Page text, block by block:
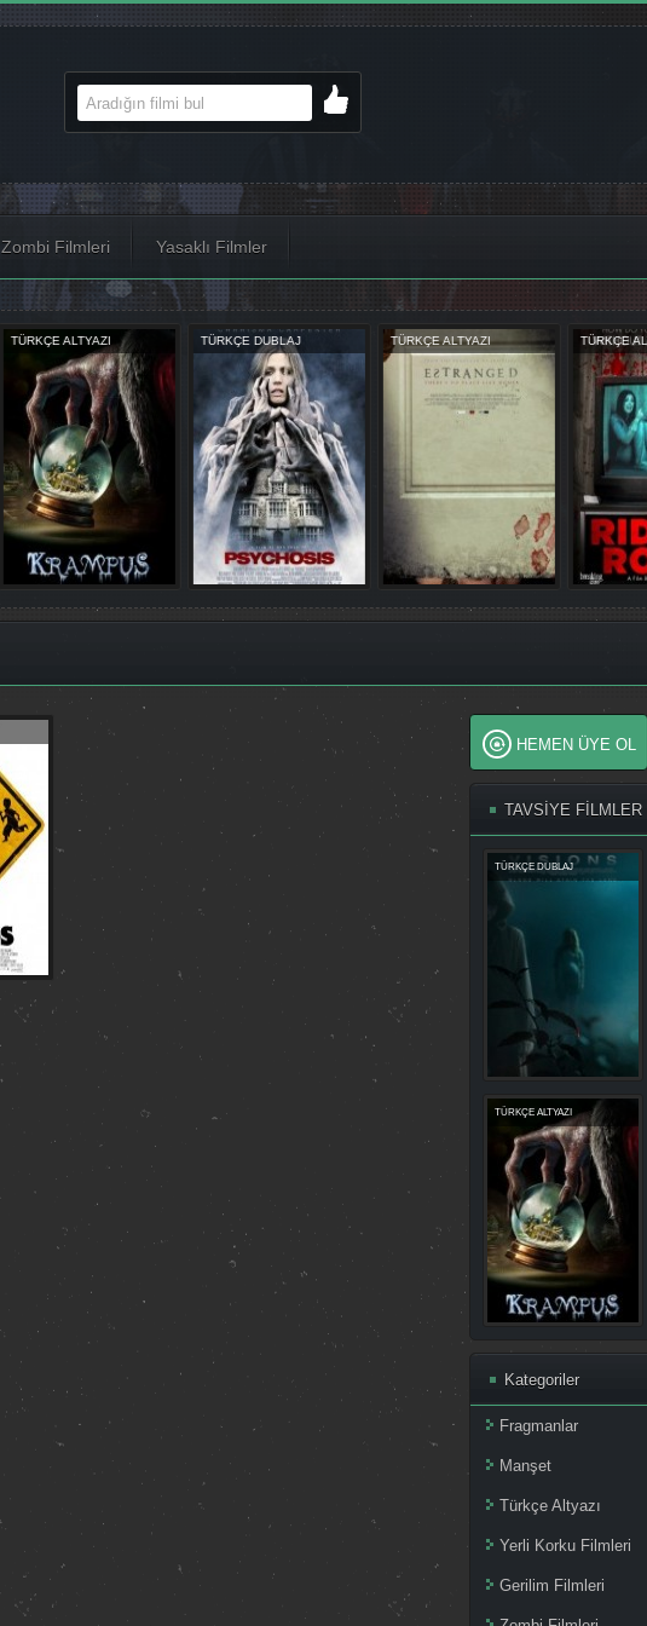
Zombi Filmleri Yasaklı Filmler
TÜRKÇE ALTYAZI TÜRKÇE ALTYAZI TÜRKÇE DUBLAJ
HEMEN ÜYE OL
TAVSİYE FİLMLER
TÜRKÇE DUBLAJ
TÜRKÇE ALTYAZI
Kategoriler
Fragmanlar
Manşet
Türkçe Altyazı
Yerli Korku Filmleri
Gerilim Filmleri